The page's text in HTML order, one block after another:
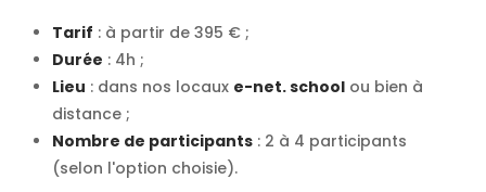
Tarif : à partir de 395 € ;
Durée : 4h ;
Lieu : dans nos locaux e-net. school ou bien à
distance ;
Nombre de participants : 2 à 4 participants
(selon l'option choisie).